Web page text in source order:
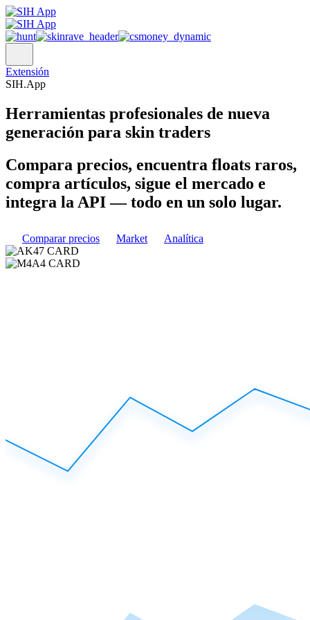
Extensión
SIH.App
Herramientas profesionales de nueva
generación para skin traders
Compara precios, encuentra floats raros,
compra artículos, sigue el mercado e
integra la API — todo en un solo lugar.
Comparar precios Market Analítica